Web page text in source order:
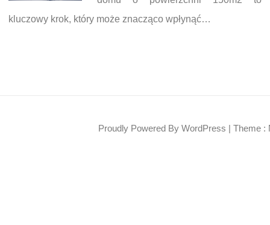
kluczowy krok, który może znacząco wpłynąć…
Proudly Powered By WordPress | Theme :